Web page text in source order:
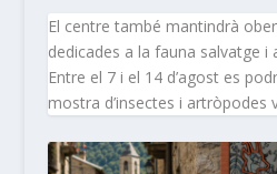
El centre també mantindrà
dedicades a la fauna salvatge i
Entre el 7 i el 14 d’agost es
mostra d’insectes i artròpodes